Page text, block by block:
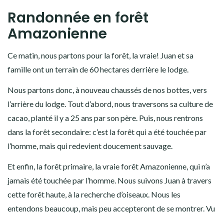
Randonnée en forêt
Amazonienne
Ce matin, nous partons pour la forêt, la vraie! Juan et sa
famille ont un terrain de 60 hectares derrière le lodge.
Nous partons donc, à nouveau chaussés de nos bottes, vers
l’arrière du lodge. Tout d’abord, nous traversons sa culture de
cacao, planté il y a 25 ans par son père. Puis, nous rentrons
dans la forêt secondaire: c’est la forêt qui a été touchée par
l’homme, mais qui redevient doucement sauvage.
Et enfin, la forêt primaire, la vraie forêt Amazonienne, qui n’a
jamais été touchée par l’homme. Nous suivons Juan à travers
cette forêt haute, à la recherche d’oiseaux. Nous les
entendons beaucoup, mais peu accepteront de se montrer. Vu